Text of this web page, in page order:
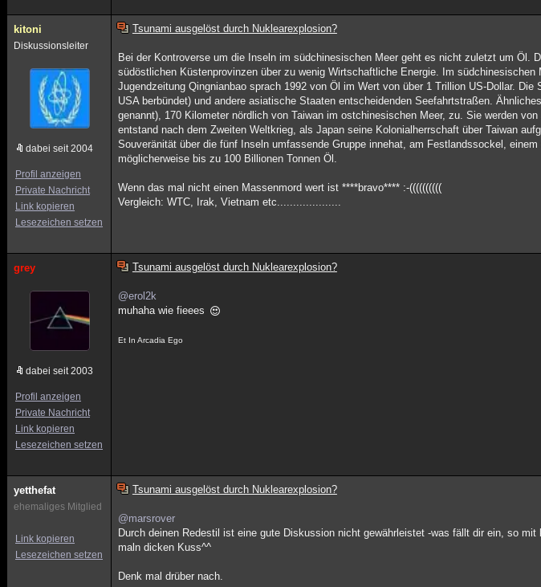
kitoni
Diskussionsleiter
dabei seit 2004
Profil anzeigen
Private Nachricht
Link kopieren
Lesezeichen setzen
Tsunami ausgelöst durch Nuklearexplosion?
Bei der Kontroverse um die Inseln im südchinesischen Meer geht es nicht zuletzt um Öl.
südöstlichen Küstenprovinzen über zu wenig Wirtschaftliche Energie. Im
Jugendzeitung Qingnianbao sprach 1992 von Öl im Wert von über 1 Trillion US-Dollar.
USA berbündet) und andere asiatische Staaten entscheidenden Seefahrtstraßen.
genannt), 170 Kilometer nördlich von Taiwan im ostchinesischen Meer, zu. Sie werden
entstand nach dem Zweiten Weltkrieg, als Japan seine Kolonialherrschaft über Taiwan
Souveränität über die fünf Inseln umfassende Gruppe innehat, am Festlandssockel,
möglicherweise bis zu 100 Billionen Tonnen Öl.
Wenn das mal nicht einen Massenmord wert ist ****bravo**** :-((((((((((
Vergleich: WTC, Irak, Vietnam etc....................
grey
dabei seit 2003
Profil anzeigen
Private Nachricht
Link kopieren
Lesezeichen setzen
Tsunami ausgelöst durch Nuklearexplosion?
@erol2k
muhaha wie fieees
Et In Arcadia Ego
yetthefat
ehemaliges Mitglied
Link kopieren
Lesezeichen setzen
Tsunami ausgelöst durch Nuklearexplosion?
@marsrover
Durch deinen Redestil ist eine gute Diskussion nicht gewährleistet -was fällt dir ein, so
maln dicken Kuss^^
Denk mal drüber nach.